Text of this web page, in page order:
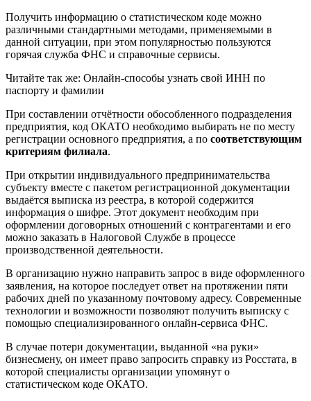
Получить информацию о статистическом коде можно
различными стандартными методами, применяемыми в
данной ситуации, при этом популярностью пользуются
горячая служба ФНС и справочные сервисы.
Читайте так же: Онлайн-способы узнать свой ИНН по
паспорту и фамилии
При составлении отчётности обособленного подразделения
предприятия, код ОКАТО необходимо выбирать не по месту
регистрации основного предприятия, а по соответствующим
критериям филиала.
При открытии индивидуального предпринимательства
субъекту вместе с пакетом регистрационной документации
выдаётся выписка из реестра, в которой содержится
информация о шифре. Этот документ необходим при
оформлении договорных отношений с контрагентами и его
можно заказать в Налоговой Службе в процессе
производственной деятельности.
В организацию нужно направить запрос в виде оформленного
заявления, на которое последует ответ на протяжении пяти
рабочих дней по указанному почтовому адресу. Современные
технологии и возможности позволяют получить выписку с
помощью специализированного онлайн-сервиса ФНС.
В случае потери документации, выданной «на руки»
бизнесмену, он имеет право запросить справку из Росстата, в
которой специалисты организации упомянут о
статистическом коде ОКАТО.